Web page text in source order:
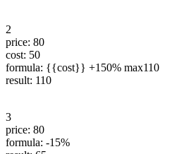
2
price: 80
cost: 50
formula: {{cost}} +150% max110
result: 110
3
price: 80
formula: -15%